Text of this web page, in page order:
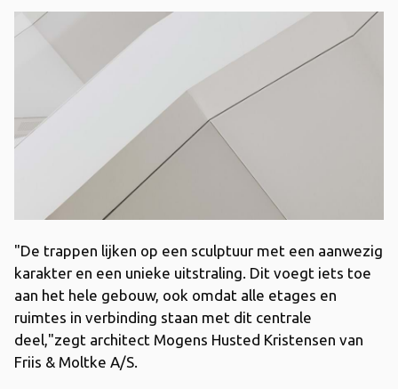
"De trappen lijken op een sculptuur met een aanwezig
karakter en een unieke uitstraling. Dit voegt iets toe
aan het hele gebouw, ook omdat alle etages en
ruimtes in verbinding staan met dit centrale
deel,"zegt architect Mogens Husted Kristensen van
Friis & Moltke A/S.